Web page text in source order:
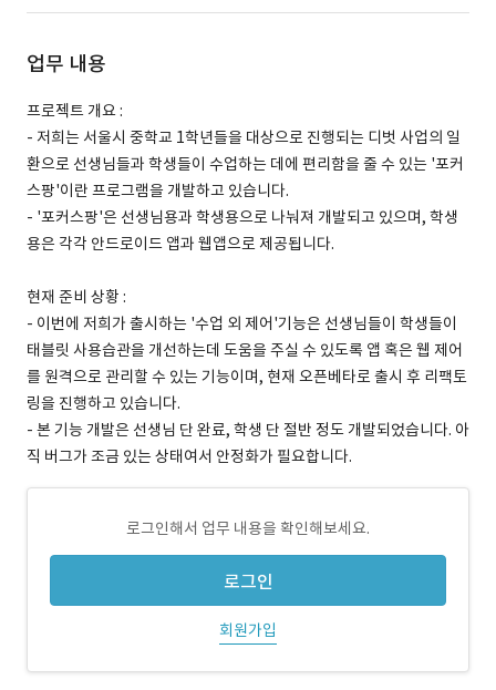
업무 내용
프로젝트 개요 :
- 저희는 서울시 중학교 1학년들을 대상으로 진행되는 디벗 사업의 일
환으로 선생님들과 학생들이 수업하는 데에 편리함을 줄 수 있는 '포커
스팡'이란 프로그램을 개발하고 있습니다.
- '포커스팡'은 선생님용과 학생용으로 나눠져 개발되고 있으며, 학생
용은 각각 안드로이드 앱과 웹앱으로 제공됩니다.
현재 준비 상황 :
- 이번에 저희가 출시하는 '수업 외 제어'기능은 선생님들이 학생들이
태블릿 사용습관을 개선하는데 도움을 주실 수 있도록 앱 혹은 웹 제어
를 원격으로 관리할 수 있는 기능이며, 현재 오픈베타로 출시 후 리팩토
링을 진행하고 있습니다.
- 본 기능 개발은 선생님 단 완료, 학생 단 절반 정도 개발되었습니다. 아
직 버그가 조금 있는 상태여서 안정화가 필요합니다.
로그인해서 업무 내용을 확인해보세요.
로그인
회원가입